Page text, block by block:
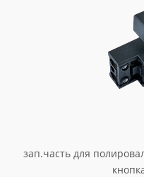
зап.часть для